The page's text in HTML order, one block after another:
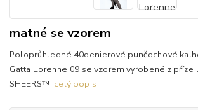
matné se vzorem
Poloprůhledné 40denierové punčochové
Gatta Lorenne 09 se vzorem vyrobené z příze
SHEERS™. celý popis